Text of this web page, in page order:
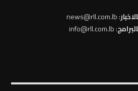
: news@rll.com.lb
: info@rll.com.lb